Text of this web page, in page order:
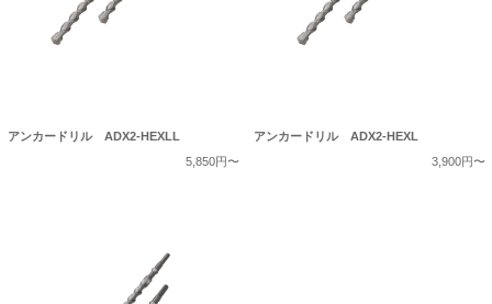
アンカードリル ADX2-HEXLL
5,850円〜
アンカードリル ADX2-HEXL
3,900円〜